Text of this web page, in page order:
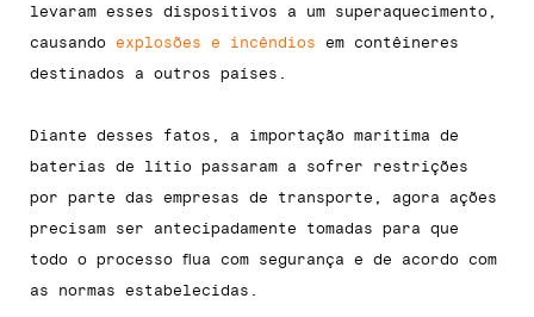
levaram esses dispositivos a um superaquecimento,
causando explosões e incêndios em contêineres
destinados a outros países.
Diante desses fatos, a importação marítima de
baterias de lítio passaram a sofrer restrições
por parte das empresas de transporte, agora ações
precisam ser antecipadamente tomadas para que
todo o processo flua com segurança e de acordo com
as normas estabelecidas.